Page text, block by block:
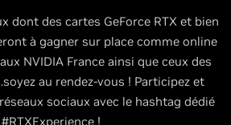
dont des cartes GeForce RTX et bien
à gagner sur place comme online
NVIDIA France ainsi que ceux des
au rendez-vous ! Participez et
sociaux avec le hashtag dédié
#RTXExperience !